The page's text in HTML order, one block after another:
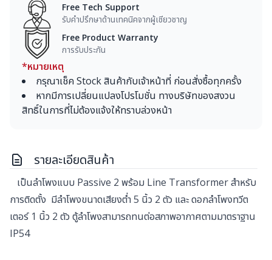
Free Tech Support
รับคำปรึกษาด้านเทคนิคจากผู้เชียวชาญ
Free Product Warranty
การรับประกัน
*หมายเหตุ
กรุณาเช็ค Stock สินค้ากับเจ้าหน้าที่ ก่อนสั่งซื้อทุกครั้ง
หากมีการเปลี่ยนแปลงโปรโมชั่น ทางบริษัทของสงวน
สิทธิ์ในการที่ไม่ต้องแจ้งให้ทราบล่วงหน้า
รายละเอียดสินค้า
เป็นลำโพงแบบ Passive 2 พร้อม Line Transformer สำหรับ
การติดตั้ง มีลำโพงขนาดเสียงต่ำ 5 นิ้ว 2 ตัว และ ดอกลำโพงทวีต
เตอร์ 1 นิ้ว 2 ตัว ตู้ลำโพงสามารถทนต่อสภาพอากาศตามมาตราฐาน
IP54